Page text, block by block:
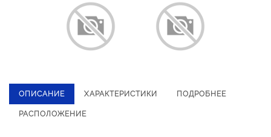
ОПИСАНИЕ ХАРАКТЕРИСТИКИ ПОДРОБНЕЕ
РАСПОЛОЖЕНИЕ